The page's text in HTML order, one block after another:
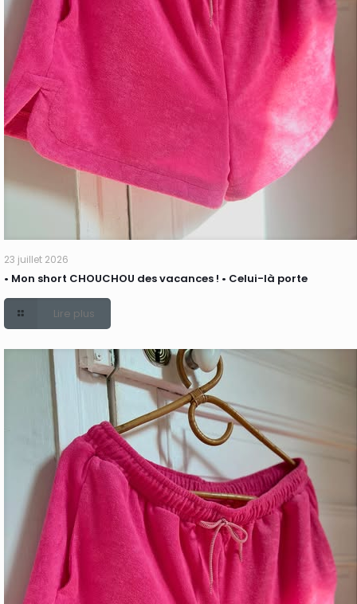
23 juillet 2026
• Mon short CHOUCHOU des vacances ! • Celui-là porte
Lire plus